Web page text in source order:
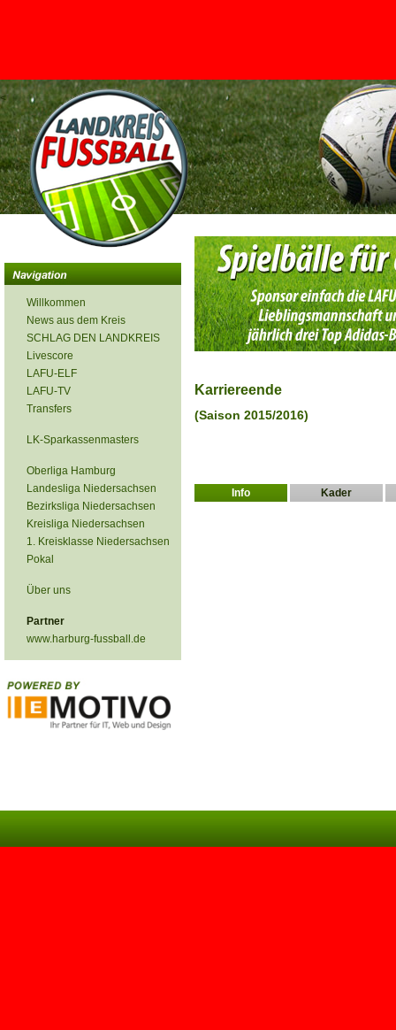
<
Willkommen
News aus dem Kreis
SCHLAG DEN LANDKREIS
Livescore
LAFU-ELF
LAFU-TV
Transfers
LK-Sparkassenmasters
Oberliga Hamburg
Landesliga Niedersachsen
Bezirksliga Niedersachsen
Kreisliga Niedersachsen
1. Kreisklasse Niedersachsen
Pokal
Über uns
Partner
www.harburg-fussball.de
Karriereende
(Saison 2015/2016)
Info Kader